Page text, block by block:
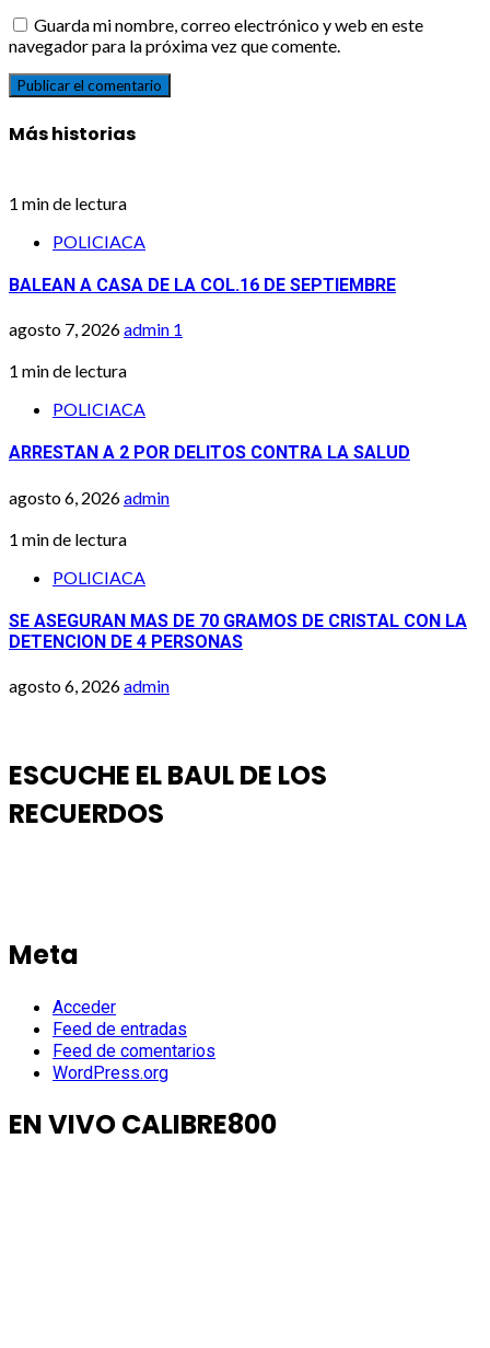
Guarda mi nombre, correo electrónico y web en este
navegador para la próxima vez que comente.
Más historias
1 min de lectura
POLICIACA
BALEAN A CASA DE LA COL.16 DE SEPTIEMBRE
agosto 7, 2026admin 1
1 min de lectura
POLICIACA
ARRESTAN A 2 POR DELITOS CONTRA LA SALUD
agosto 6, 2026admin
1 min de lectura
POLICIACA
SE ASEGURAN MAS DE 70 GRAMOS DE CRISTAL CON LA
DETENCION DE 4 PERSONAS
agosto 6, 2026admin
ESCUCHE EL BAUL DE LOS
RECUERDOS
Meta
Acceder
Feed de entradas
Feed de comentarios
WordPress.org
EN VIVO CALIBRE800